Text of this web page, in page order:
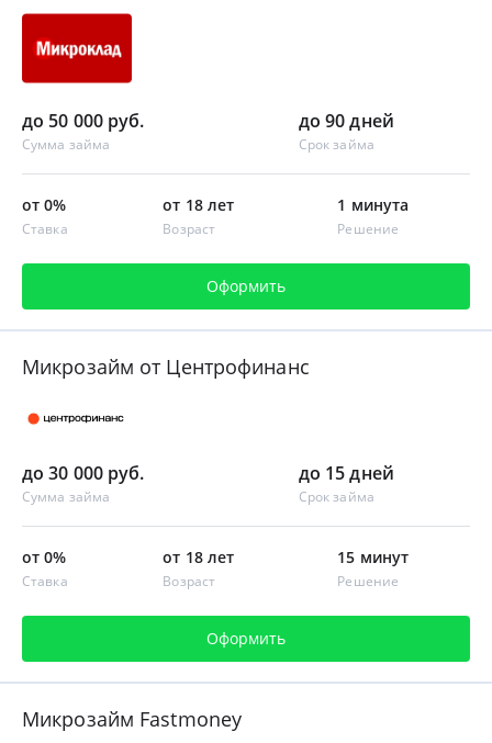
до 50 000 руб.
Сумма займа
до 90 дней
Срок займа
от 0%
Ставка
от 18 лет
Возраст
1 минута
Решение
Оформить
Микрозайм от Центрофинанс
до 30 000 руб.
Сумма займа
до 15 дней
Срок займа
от 0%
Ставка
от 18 лет
Возраст
15 минут
Решение
Оформить
Микрозайм Fastmoney